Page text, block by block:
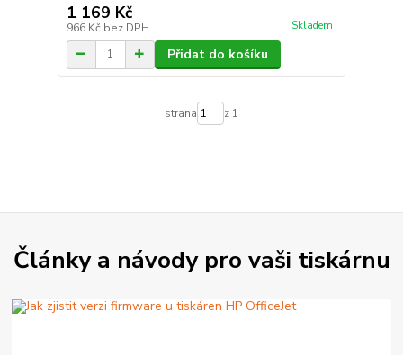
1 169 Kč
966 Kč bez DPH Skladem
Přidat do košíku
strana z 1
Články a návody pro vaši tiskárnu